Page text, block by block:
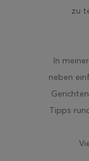
zu
In
neben
Tipps